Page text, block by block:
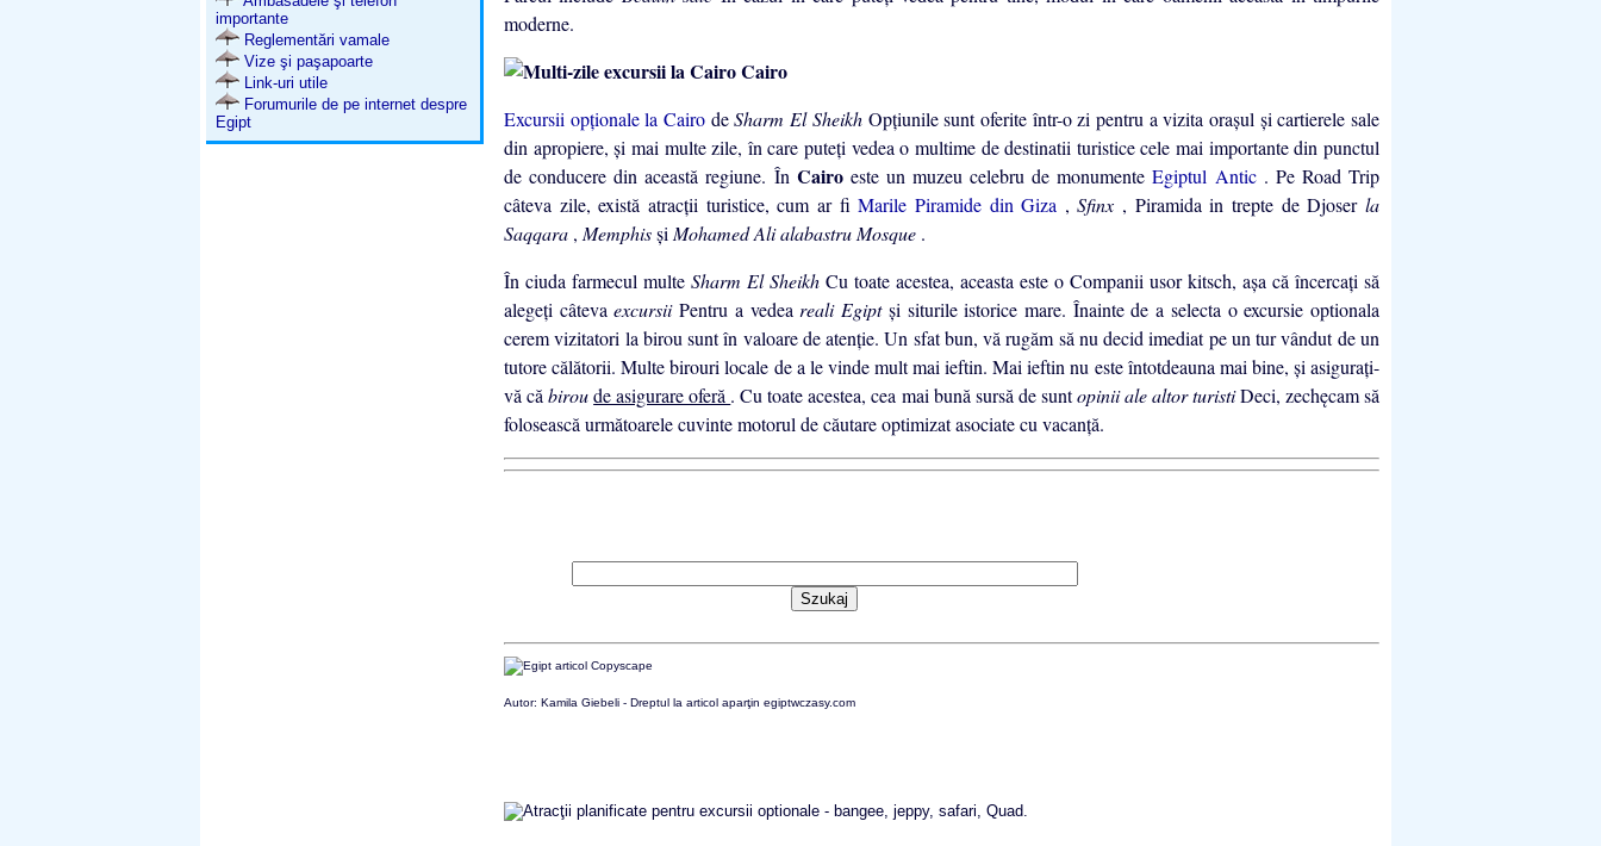
importante
Reglementări vamale
Vize şi paşapoarte
Link-uri utile
Forumurile de pe internet despre
Egipt
moderne.
Cairo
Excursii opţionale la Cairo deSharm El Sheikh Opţiunile sunt oferite într-o zi pentru a vizita oraşul şi cartierele sale
din apropiere, şi mai multe zile, în care puteţi vedea o multime de destinatii turistice cele mai importante din punctul
de conducere din această regiune. În Cairo este un muzeu celebru de monumenteEgiptul Antic . Pe Road Trip
câteva zile, există atracţii turistice, cum ar fiMarile Piramide din Giza ,Sfinx , Piramida in trepte de Djoserla
Saqqara ,MemphisşiMohamed Ali alabastru Mosque .
În ciuda farmecul multe Sharm El Sheikh Cu toate acestea, aceasta este o Companii usor kitsch, aşa că încercaţi să
alegeţi câtevaexcursiiPentru a vedeareali Egipt şi siturile istorice mare. Înainte de a selecta o excursie optionala
cerem vizitatori la birou sunt în valoare de atenţie. Un sfat bun, vă rugăm să nu decid imediat pe un tur vândut de un
tutore călătorii. Multe birouri locale de a le vinde mult mai ieftin. Mai ieftin nu este întotdeauna mai bine, şi asiguraţi-
vă căbiroude asigurare oferă . Cu toate acestea, cea mai bună sursă de suntopinii ale altor turistiDeci, zechęcam să
folosească următoarele cuvinte motorul de căutare optimizat asociate cu vacanţă.
Autor: Kamila Giebeli - Dreptul la articol aparţin egiptwczasy.com